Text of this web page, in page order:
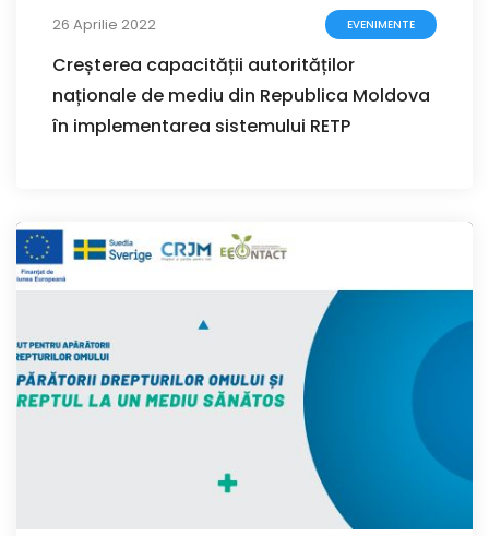
26 Aprilie 2022 EVENIMENTE
Creșterea capacității autorităților
naționale de mediu din Republica Moldova
în implementarea sistemului RETP